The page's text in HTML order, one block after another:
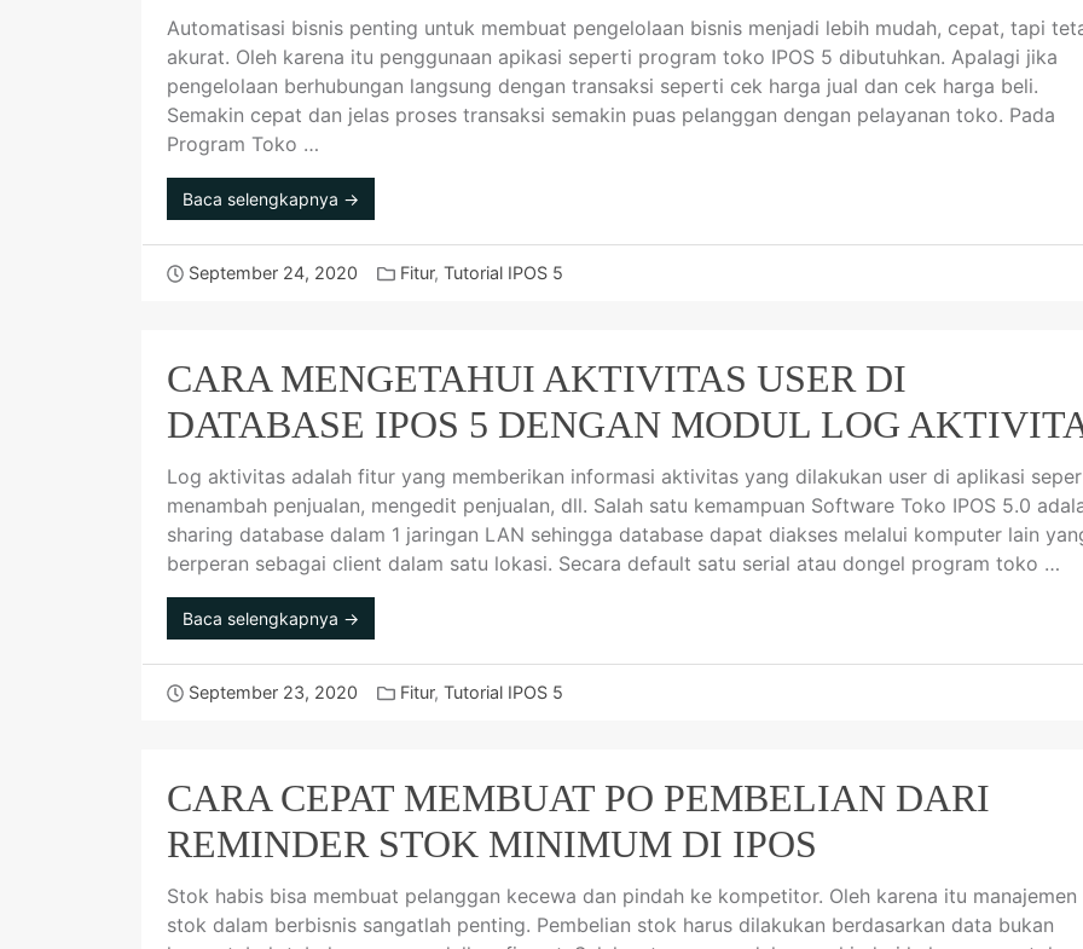
Automatisasi bisnis penting untuk membuat pengelolaan bisnis menjadi lebih mudah, cepat, tapi
akurat. Oleh karena itu penggunaan apikasi seperti program toko IPOS 5 dibutuhkan. Apalagi jika
pengelolaan berhubungan langsung dengan transaksi seperti cek harga jual dan cek harga beli.
Semakin cepat dan jelas proses transaksi semakin puas pelanggan dengan pelayanan toko. Pada
Program Toko …
Baca selengkapnya →
September 24, 2020 Fitur, Tutorial IPOS 5
CARA MENGETAHUI AKTIVITAS USER DI
DATABASE IPOS 5 DENGAN MODUL LOG
Log aktivitas adalah fitur yang memberikan informasi aktivitas yang dilakukan user di aplikasi
menambah penjualan, mengedit penjualan, dll. Salah satu kemampuan Software Toko IPOS 5.0
sharing database dalam 1 jaringan LAN sehingga database dapat diakses melalui komputer lain
berperan sebagai client dalam satu lokasi. Secara default satu serial atau dongel program toko …
Baca selengkapnya →
September 23, 2020 Fitur, Tutorial IPOS 5
CARA CEPAT MEMBUAT PO PEMBELIAN DARI
REMINDER STOK MINIMUM DI IPOS
Stok habis bisa membuat pelanggan kecewa dan pindah ke kompetitor. Oleh karena itu manajemen
stok dalam berbisnis sangatlah penting. Pembelian stok harus dilakukan berdasarkan data bukan